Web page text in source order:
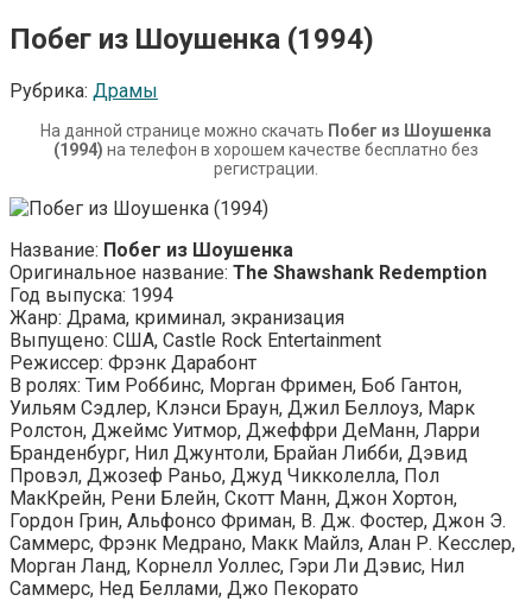
Побег из Шоушенка (1994)
Рубрика: Драмы
На данной странице можно скачать Побег из Шоушенка
(1994) на телефон в хорошем качестве бесплатно без
регистрации.
Название: Побег из Шоушенка
Оригинальное название: The Shawshank Redemption
Год выпуска: 1994
Жанр: Драма, криминал, экранизация
Выпущено: США, Castle Rock Entertainment
Режиссер: Фрэнк Дарабонт
В ролях: Тим Роббинс, Морган Фримен, Боб Гантон,
Уильям Сэдлер, Клэнси Браун, Джил Беллоуз, Марк
Ролстон, Джеймс Уитмор, Джеффри ДеМанн, Ларри
Бранденбург, Нил Джунтоли, Брайан Либби, Дэвид
Провэл, Джозеф Раньо, Джуд Чикколелла, Пол
МакКрейн, Рени Блейн, Скотт Манн, Джон Хортон,
Гордон Грин, Альфонсо Фриман, В. Дж. Фостер, Джон Э.
Саммерс, Фрэнк Медрано, Макк Майлз, Алан Р. Кесслер,
Морган Ланд, Корнелл Уоллес, Гэри Ли Дэвис, Нил
Саммерс, Нед Беллами, Джо Пекорато